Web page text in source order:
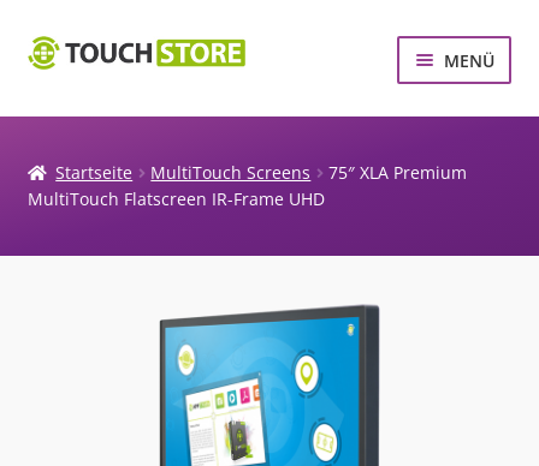
Zur
Zum
MENÜ
MULTITOUCH SCREENS
MULTITOUCH SYSTEME
Startseite MultiTouch Screens
75″ XLA Premium
MultiTouch Flatscreen IR-Frame UHD